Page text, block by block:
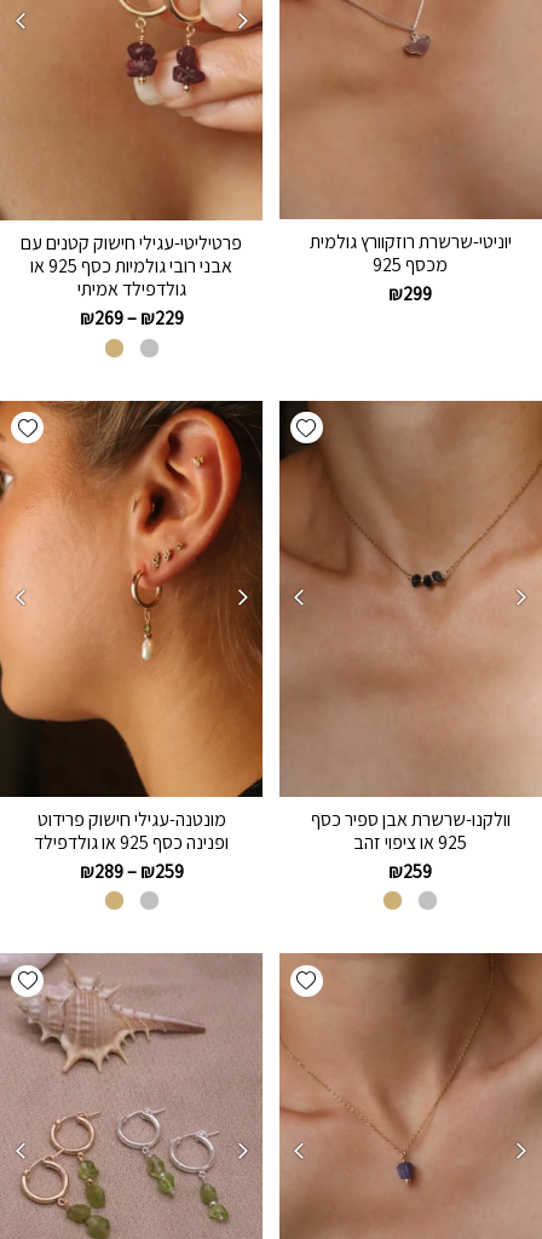
יוניטי-שרשרת רוזקוורץ גולמית
מכסף 925
₪299
פרטיליטי-עגילי חישוק קטנים עם
אבני רובי גולמיות כסף 925 או
גולדפילד אמיתי
₪229
–
₪269
Add wishlist
וולקנו-שרשרת אבן ספיר כסף
925 או ציפוי זהב
₪259
מונטנה-עגילי חישוק פרידוט
ופנינה כסף 925 או גולדפילד
₪259
–
₪289
Add wishlist